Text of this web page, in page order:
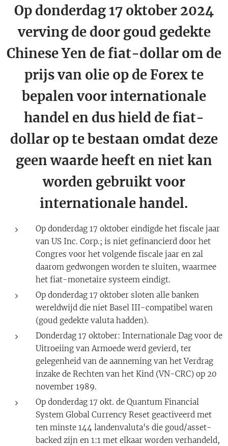
Op donderdag 17 oktober 2024
verving de door goud gedekte
Chinese Yen de fiat-dollar om de
prijs van olie op de Forex te
bepalen voor internationale
handel en dus hield de fiat-
dollar op te bestaan ​​omdat deze
geen waarde heeft en niet kan
worden gebruikt voor
internationale handel.
Op donderdag 17 oktober eindigde het fiscale jaar
van US Inc. Corp.; is niet gefinancierd door het
Congres voor het volgende fiscale jaar en zal
daarom gedwongen worden te sluiten, waarmee
het fiat-monetaire systeem eindigt.
Op donderdag 17 oktober sloten alle banken
wereldwijd die niet Basel III-compatibel waren
(goud gedekte valuta hadden).
Donderdag 17 oktober: Internationale Dag voor de
Uitroeiing van Armoede werd gevierd, ter
gelegenheid van de aanneming van het Verdrag
inzake de Rechten van het Kind (VN-CRC) op 20
november 1989.
Op donderdag 17 okt. de Quantum Financial
System Global Currency Reset geactiveerd met
ten minste 144 landenvaluta's die goud/asset-
backed zijn en 1:1 met elkaar worden verhandeld,